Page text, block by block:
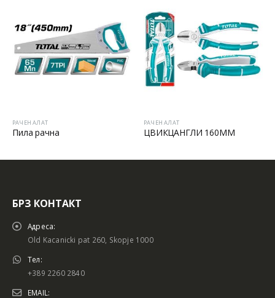
РАЧЕН АЛАТ
Пила рачна
РАЧЕН АЛАТ
ЦВИКЦАНГЛИ 160MM
БРЗ КОНТАКТ
Адреса:
Old Kacanicki pat 260, Skopje 1000
Тел:
+389 2260 2840
EMAIL: